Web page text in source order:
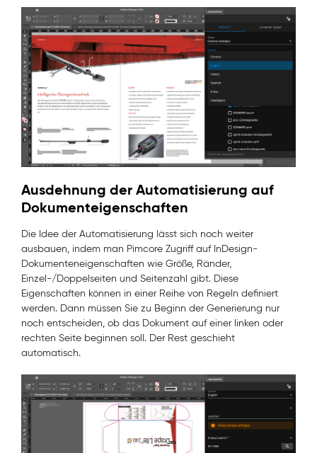
Ausdehnung der Automatisierung auf
Dokumenteigenschaften
Die Idee der Automatisierung lässt sich noch weiter
ausbauen, indem man Pimcore Zugriff auf InDesign-
Dokumenteneigenschaften wie Größe, Ränder,
Einzel-/Doppelseiten und Seitenzahl gibt. Diese
Eigenschaften können in einer Reihe von Regeln definiert
werden. Dann müssen Sie zu Beginn der Generierung nur
noch entscheiden, ob das Dokument auf einer linken oder
rechten Seite beginnen soll. Der Rest geschieht
automatisch.